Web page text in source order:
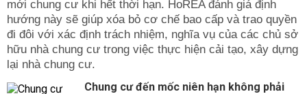
mới chung cư khi hết thời hạn. HoREA đánh giá định
hướng này sẽ giúp xóa bỏ cơ chế bao cấp và trao quyền
đi đôi với xác định trách nhiệm, nghĩa vụ của các chủ sở
hữu nhà chung cư trong việc thực hiện cải tạo, xây dựng
lại nhà chung cư.
Chung cư đến mốc niên hạn không phải